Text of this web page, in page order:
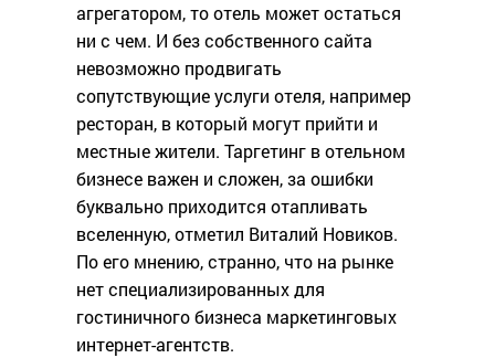
агрегатором, то отель может остаться
ни с чем. И без собственного сайта
невозможно продвигать
сопутствующие услуги отеля, например
ресторан, в который могут прийти и
местные жители. Таргетинг в отельном
бизнесе важен и сложен, за ошибки
буквально приходится отапливать
вселенную, отметил Виталий Новиков.
По его мнению, странно, что на рынке
нет специализированных для
гостиничного бизнеса маркетинговых
интернет-агентств.